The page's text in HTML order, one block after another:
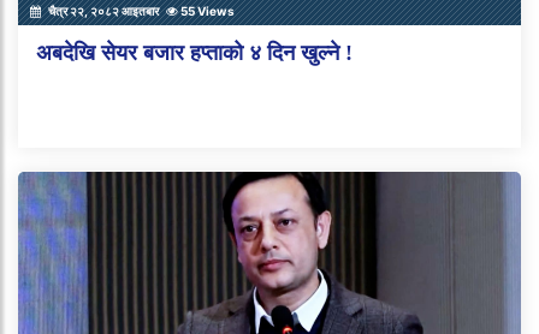
चैत्र २२, २०८२ आइतबार 55 Views
अबदेखि सेयर बजार हप्ताको ४ दिन खुल्ने !